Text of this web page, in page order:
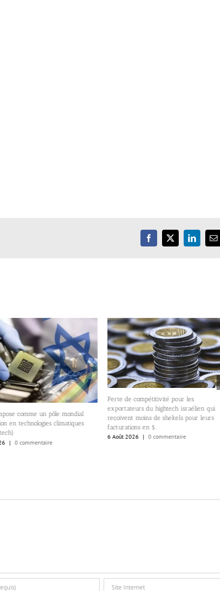
Facebook
X LinkedIn
comme un pôle mondial
en technologies climatiques
| 0 commentaire
Perte de compétitivité pour les
exportateurs du hightech israélien qui
reçoivent moins de shekels pour leurs
facturations en $.
6 Août 2026 | 0 commentaire